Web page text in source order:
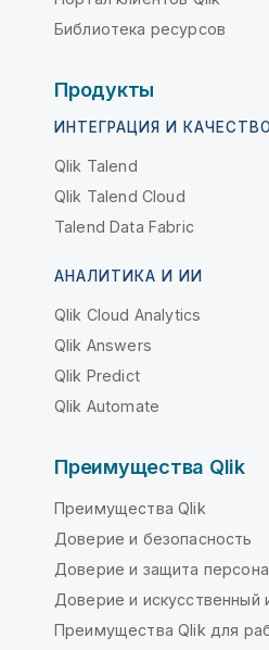
Библиотека ресурсов
Продукты
ИНТЕГРАЦИЯ И
Qlik Talend
Qlik Talend Cloud
Talend Data Fabric
АНАЛИТИКА И ИИ
Qlik Cloud Analytics
Qlik Answers
Qlik Predict
Qlik Automate
Преимущества Qlik
Преимущества Qlik
Доверие и безопасность
Доверие и защита
Доверие и искусственный
Преимущества Qlik для